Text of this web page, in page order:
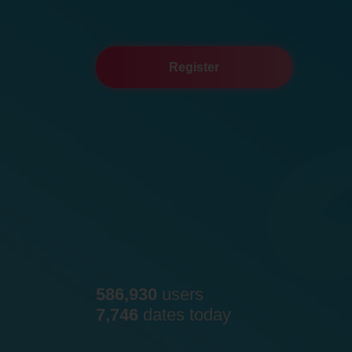
Register
586,930 users
7,746 dates today